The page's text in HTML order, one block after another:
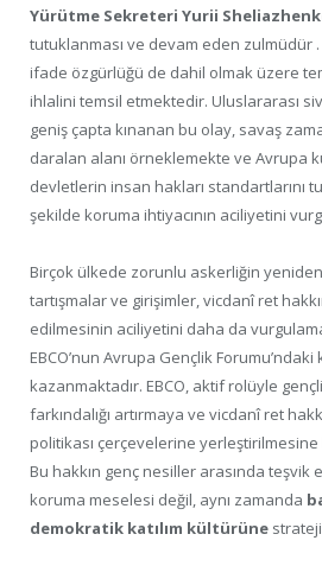
Yürütme Sekreteri Yurii
tutuklanması ve devam eden zulmüdür
ifade özgürlüğü de dahil olmak üzere
ihlalini temsil etmektedir. Uluslararası
geniş çapta kınanan bu olay, savaş
daralan alanı örneklemekte ve Avrupa
devletlerin insan hakları standartlarını
şekilde koruma ihtiyacının aciliyetini
Birçok ülkede zorunlu askerliğin
tartışmalar ve girişimler, vicdanî ret
edilmesinin aciliyetini daha da
EBCO’nun Avrupa Gençlik Forumu’ndaki
kazanmaktadır. EBCO, aktif rolüyle
farkındalığı artırmaya ve vicdanî ret
politikası çerçevelerine yerleştirilmesine
Bu hakkın genç nesiller arasında teşvik
koruma meselesi değil, aynı zamanda
demokratik katılım kültürüne